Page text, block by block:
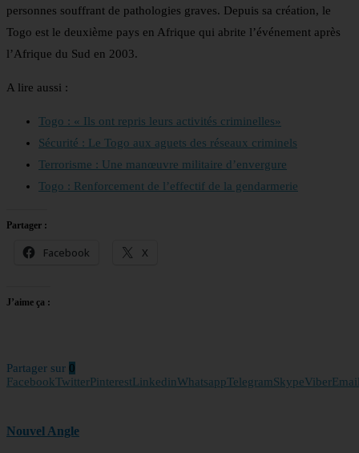
personnes souffrant de pathologies graves. Depuis sa création, le
Togo est le deuxième pays en Afrique qui abrite l’événement après
l’Afrique du Sud en 2003.
A lire aussi :
Togo : « Ils ont repris leurs activités criminelles»
Sécurité : Le Togo aux aguets des réseaux criminels
Terrorisme : Une manœuvre militaire d’envergure
Togo : Renforcement de l’effectif de la gendarmerie
Partager :
Facebook X
J’aime ça :
Partager sur 0
FacebookTwitterPinterestLinkedinWhatsappTelegramSkypeViber
Nouvel Angle